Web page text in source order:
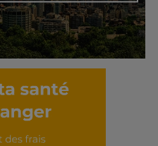
interview